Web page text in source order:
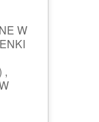
W
,